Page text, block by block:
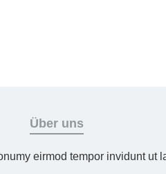
Über uns
eirmod tempor invidunt